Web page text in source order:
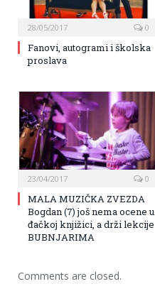
28/05/2017 0
Fanovi, autogrami i školska
proslava
23/04/2017 0
MALA MUZIČKA ZVEZDA
Bogdan (7) još nema ocene u
đačkoj knjižici, a drži lekcije
BUBNJARIMA
Comments are closed.